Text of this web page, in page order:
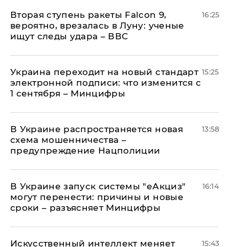
Вторая ступень ракеты Falcon 9,
вероятно, врезалась в Луну: ученые
ищут следы удара – ВВС
16:25
Украина переходит на новый стандарт
электронной подписи: что изменится с
1 сентября – Минцифры
15:25
В Украине распространяется новая
схема мошенничества –
предупреждение Нацполиции
13:58
В Украине запуск системы "еАкциз"
могут перенести: причины и новые
сроки – разъясняет Минцифры
16:14
Искусственный интеллект меняет
15:43